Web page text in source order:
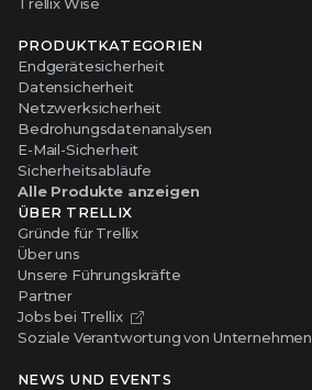
PRODUKTKATEGORIEN
Endgerätesicherheit
Datensicherheit
Netzwerksicherheit
Bedrohungsdatenanalysen
E-Mail-Sicherheit
Sicherheitsabläufe
Alle Produkte anzeigen
ÜBER TRELLIX
Gründe für Trellix
Über uns
Unsere Führungskräfte
Partner
Jobs bei Trellix
Soziale Verantwortung von Unternehmen
NEWS UND EVENTS